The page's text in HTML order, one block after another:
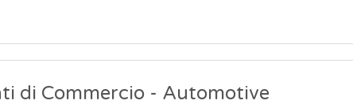
di Commercio - Automotive